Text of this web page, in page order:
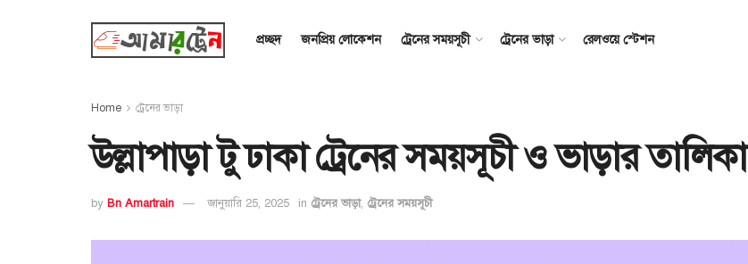
প্রচ্ছদ জনপ্রিয় লোকেশন ট্রেনের সময়সূচী ট্রেনের ভাড়া রেলওয়ে স্টেশন
Home ট্রেনের ভাড়া
উল্লাপাড়া টু ঢাকা ট্রেনের সময়সূচী ও ভাড়ার তালিকা
by Bn Amartrain জানুয়ারি 25, 2025 in ট্রেনের ভাড়া, ট্রেনের সময়সূচী